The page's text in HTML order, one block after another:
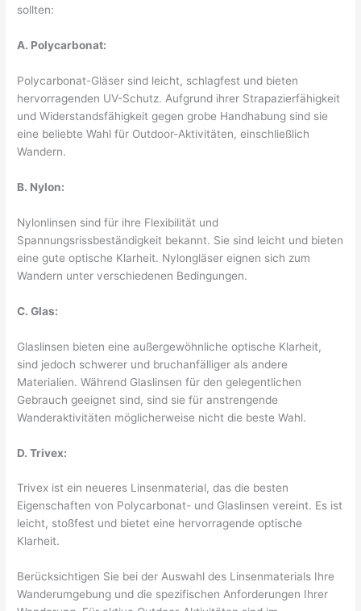
sollten:
A. Polycarbonat:
Polycarbonat-Gläser sind leicht, schlagfest und bieten
hervorragenden UV-Schutz. Aufgrund ihrer Strapazierfähigkeit
und Widerstandsfähigkeit gegen grobe Handhabung sind sie
eine beliebte Wahl für Outdoor-Aktivitäten, einschließlich
Wandern.
B. Nylon:
Nylonlinsen sind für ihre Flexibilität und
Spannungsrissbeständigkeit bekannt. Sie sind leicht und bieten
eine gute optische Klarheit. Nylongläser eignen sich zum
Wandern unter verschiedenen Bedingungen.
C. Glas:
Glaslinsen bieten eine außergewöhnliche optische Klarheit,
sind jedoch schwerer und bruchanfälliger als andere
Materialien. Während Glaslinsen für den gelegentlichen
Gebrauch geeignet sind, sind sie für anstrengende
Wanderaktivitäten möglicherweise nicht die beste Wahl.
D. Trivex:
Trivex ist ein neueres Linsenmaterial, das die besten
Eigenschaften von Polycarbonat- und Glaslinsen vereint. Es ist
leicht, stoßfest und bietet eine hervorragende optische
Klarheit.
Berücksichtigen Sie bei der Auswahl des Linsenmaterials Ihre
Wanderumgebung und die spezifischen Anforderungen Ihrer